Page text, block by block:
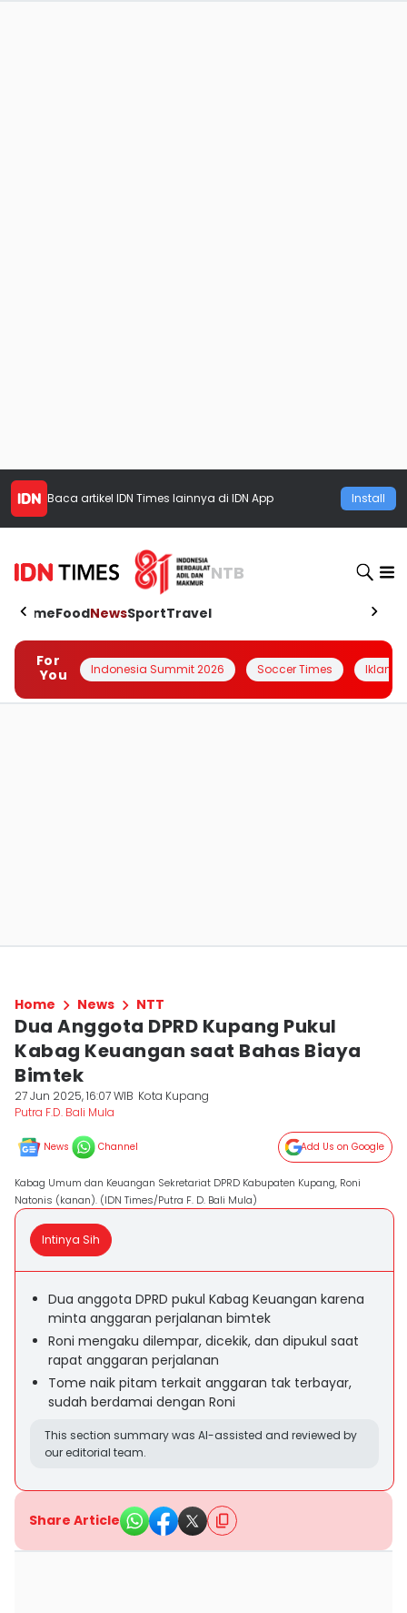
Baca artikel IDN Times lainnya di IDN App Install
NTB
HomeFoodNewsSportTravel
For
You
Indonesia Summit 2026 Soccer Times Iklanin
Home News NTT
Dua Anggota DPRD Kupang Pukul
Kabag Keuangan saat Bahas Biaya
Bimtek
27 Jun 2025, 16:07 WIB Kota Kupang
Putra F.D. Bali Mula
News Channel Add Us on Google
Kabag Umum dan Keuangan Sekretariat DPRD Kabupaten Kupang, Roni
Natonis (kanan). (IDN Times/Putra F. D. Bali Mula)
Intinya Sih
Dua anggota DPRD pukul Kabag Keuangan karena
minta anggaran perjalanan bimtek
Roni mengaku dilempar, dicekik, dan dipukul saat
rapat anggaran perjalanan
Tome naik pitam terkait anggaran tak terbayar,
sudah berdamai dengan Roni
This section summary was AI-assisted and reviewed by
our editorial team.
Share Article